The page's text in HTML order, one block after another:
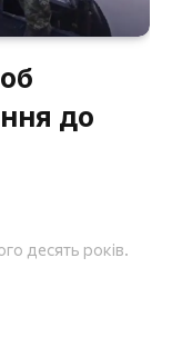
до
десять років.